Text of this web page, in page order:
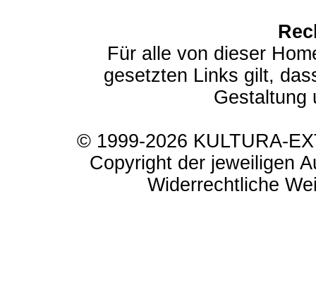
Für alle von dieser
gesetzten Links gilt,
Gestaltung
© 1999-2026 KULTURA-
Copyright der jeweiligen
Widerrechtliche